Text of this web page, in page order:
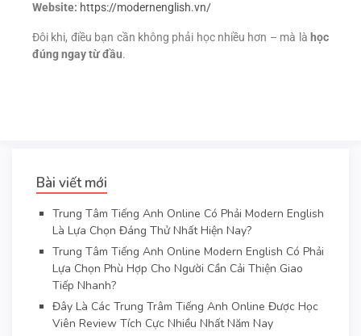
Website: https://modernenglish.vn/
Đôi khi, điều bạn cần không phải học nhiều hơn – mà là học
đúng ngay từ đầu.
Bài viết mới
Trung Tâm Tiếng Anh Online Có Phải Modern English
Là Lựa Chọn Đáng Thử Nhất Hiện Nay?
Trung Tâm Tiếng Anh Online Modern English Có Phải
Lựa Chọn Phù Hợp Cho Người Cần Cải Thiện Giao
Tiếp Nhanh?
Đây Là Các Trung Trâm Tiếng Anh Online Được Học
Viên Review Tích Cực Nhiều Nhất Năm Nay